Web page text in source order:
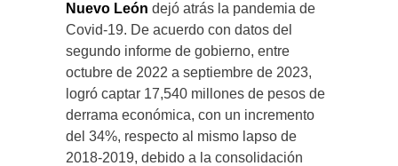
Nuevo León dejó atrás la pandemia de
Covid-19. De acuerdo con datos del
segundo informe de gobierno, entre
octubre de 2022 a septiembre de 2023,
logró captar 17,540 millones de pesos de
derrama económica, con un incremento
del 34%, respecto al mismo lapso de
2018-2019, debido a la consolidación